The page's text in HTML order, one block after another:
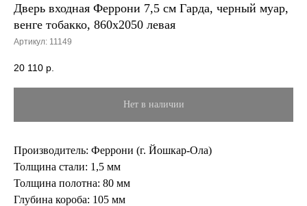
Дверь входная Феррони 7,5 см Гарда, черный муар,
венге тобакко, 860х2050 левая
Артикул: 11149
20 110 р.
Нет в наличии
Производитель: Феррони (г. Йошкар-Ола)
Толщина стали: 1,5 мм
Толщина полотна: 80 мм
Глубина короба: 105 мм